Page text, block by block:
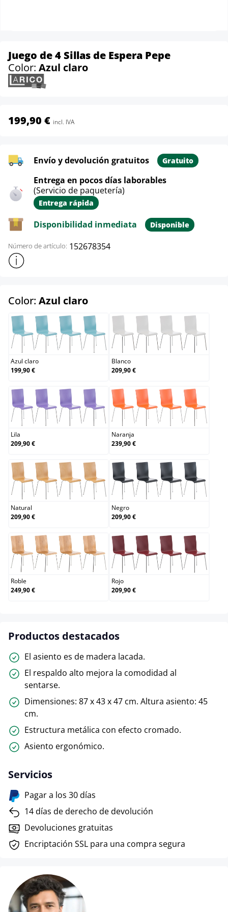
Juego de 4 Sillas de Espera Pepe
Color: Azul claro
199,90 € incl. IVA
Envío y devolución gratuitos Gratuito
Entrega en pocos días laborables
(Servicio de paquetería)
Entrega rápida
Disponibilidad inmediata Disponible
Número de artículo: 152678354
Mostrar más información sobre el producto
Color: Azul claroselect
Azul claro
Azul claro
199,90 €
Blanco
Blanco
209,90 €
Lila
Lila
209,90 €
Naranja
Naranja
239,90 €
Natural
Natural
209,90 €
Negro
Negro
209,90 €
Roble
Roble
249,90 €
Rojo
Rojo
209,90 €
Productos destacados
El asiento es de madera lacada.
El respaldo alto mejora la comodidad al
sentarse.
Dimensiones: 87 x 43 x 47 cm. Altura asiento: 45
cm.
Estructura metálica con efecto cromado.
Asiento ergonómico.
Servicios
Pagar a los 30 días
14 días de derecho de devolución
Devoluciones gratuitas
Encriptación SSL para una compra segura